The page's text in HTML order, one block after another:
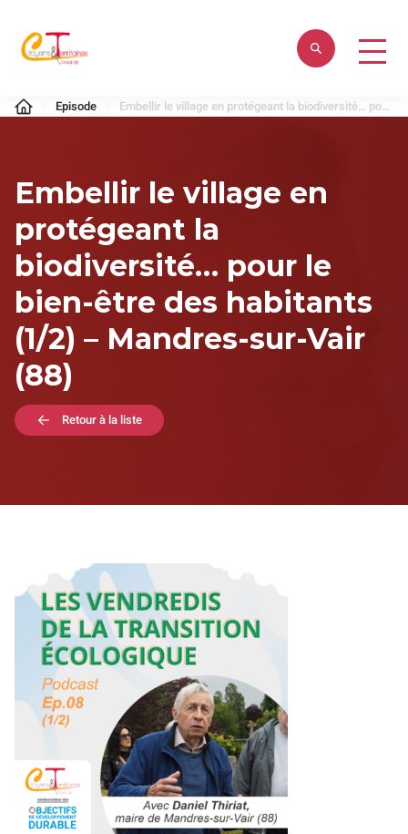
contenu
Citoyens
&
Episode Embellir le village en protégeant la biodiversité… pour le bien-être des habitants (1/2) – Mandres-sur-Vair (88)
Embellir le village en
protégeant la
biodiversité… pour le
bien-être des habitants
(1/2) – Mandres-sur-Vair
(88)
Retour à la liste